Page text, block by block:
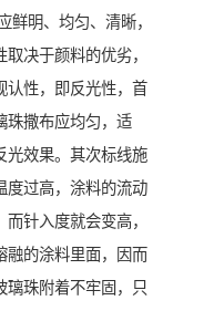
鲜明、均匀、清晰，
决于颜料的优劣，
认性，即反光性，首
珠撒布应均匀，适
光效果。其次标线施
度过高，涂料的流动
针入度就会变高，
融的涂料里面，因而
璃珠附着不牢固，只